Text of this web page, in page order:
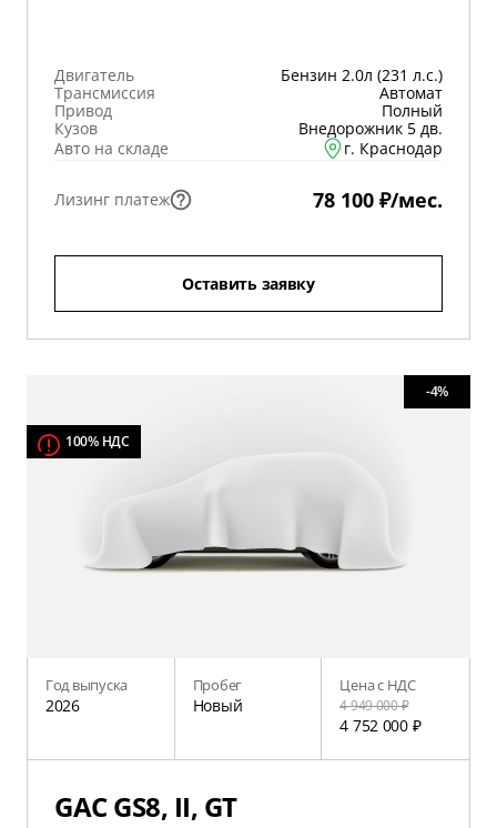
Двигатель
Бензин 2.0л (231 л.с.)
Трансмиссия
Автомат
Привод
Полный
Кузов
Внедорожник 5 дв.
Авто на складе
г. Краснодар
Лизинг платеж 78 100 ₽/мес.
Оставить заявку
100% НДС
-4%
Год выпуска
2026
Пробег
Новый
Цена с НДС
4 949 000 ₽
4 752 000 ₽
GAC GS8, II, GT